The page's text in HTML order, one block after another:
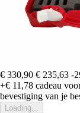
€ 330,90 € 235,63 -
+€ 11,78 cadeau
bevestiging van je
Loading...